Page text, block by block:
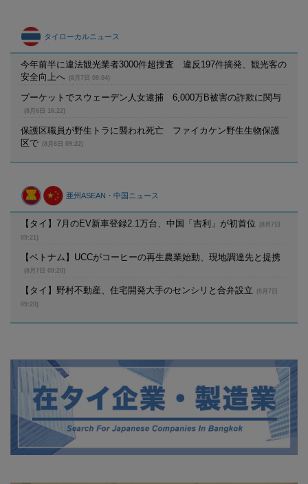
タイローカルニュース
今年前半に違法観光業者3000件超捜査 違反197件摘発、観光客の
安全向上へ
(8月7日 09:04)
プーケットでスウェーデン人女逮捕 6,000万B被害の詐欺に関与
(8月6日 16:22)
保護区職員が野生トラに襲われ死亡 ファイカケン野生生物保護
区で
(8月6日 09:22)
亜州ASEAN・中国ニュース
【タイ】7月のEV新車登録2.1万台、中国「吉利」が初首位
(8月7日
09:21)
【ベトナム】UCCがコーヒーの再生農業始動、現地調達先と提携
(8月7日 09:20)
【タイ】野村不動産、住宅開発大手のセンシリと合弁設立
(8月7日
09:20)